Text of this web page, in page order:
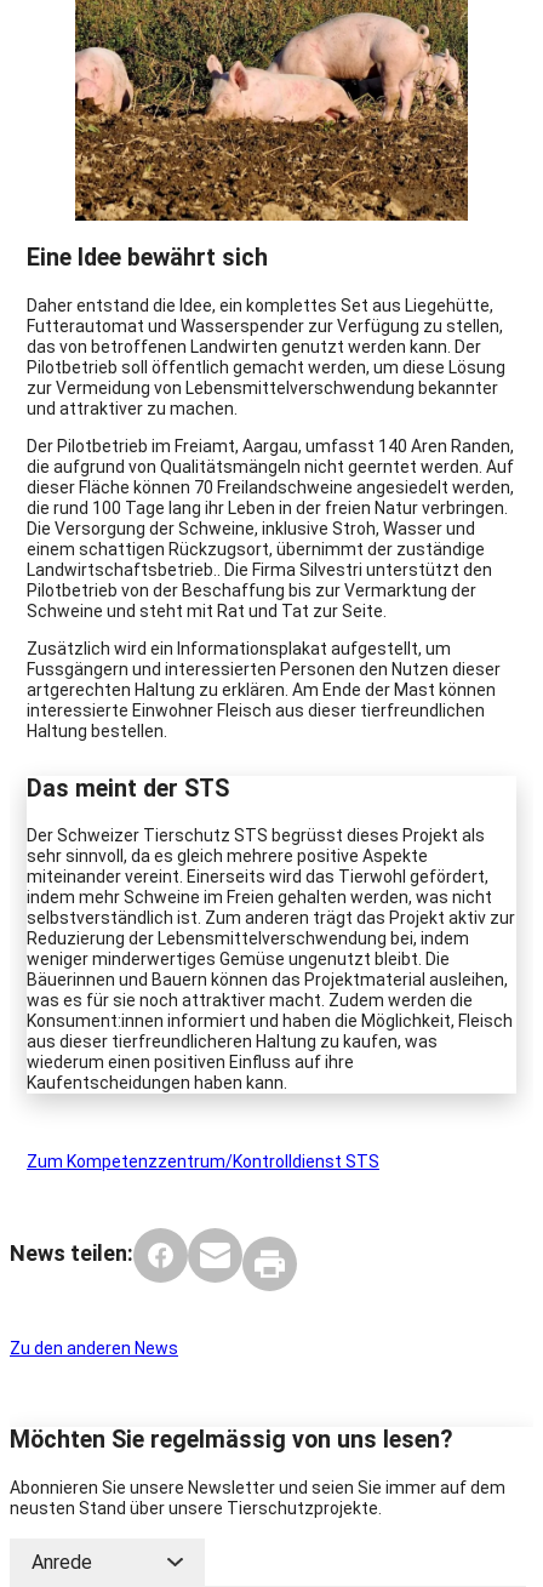
Eine Idee bewährt sich
Daher entstand die Idee, ein komplettes Set aus Liegehütte,
Futterautomat und Wasserspender zur Verfügung zu stellen,
das von betroffenen Landwirten genutzt werden kann. Der
Pilotbetrieb soll öffentlich gemacht werden, um diese Lösung
zur Vermeidung von Lebensmittelverschwendung bekannter
und attraktiver zu machen.
Der Pilotbetrieb im Freiamt, Aargau, umfasst 140 Aren Randen,
die aufgrund von Qualitätsmängeln nicht geerntet werden. Auf
dieser Fläche können 70 Freilandschweine angesiedelt werden,
die rund 100 Tage lang ihr Leben in der freien Natur verbringen.
Die Versorgung der Schweine, inklusive Stroh, Wasser und
einem schattigen Rückzugsort, übernimmt der zuständige
Landwirtschaftsbetrieb.. Die Firma Silvestri unterstützt den
Pilotbetrieb von der Beschaffung bis zur Vermarktung der
Schweine und steht mit Rat und Tat zur Seite.
Zusätzlich wird ein Informationsplakat aufgestellt, um
Fussgängern und interessierten Personen den Nutzen dieser
artgerechten Haltung zu erklären. Am Ende der Mast können
interessierte Einwohner Fleisch aus dieser tierfreundlichen
Haltung bestellen.
Das meint der STS
Der Schweizer Tierschutz STS begrüsst dieses Projekt als
sehr sinnvoll, da es gleich mehrere positive Aspekte
miteinander vereint. Einerseits wird das Tierwohl gefördert,
indem mehr Schweine im Freien gehalten werden, was nicht
selbstverständlich ist. Zum anderen trägt das Projekt aktiv zur
Reduzierung der Lebensmittelverschwendung bei, indem
weniger minderwertiges Gemüse ungenutzt bleibt. Die
Bäuerinnen und Bauern können das Projektmaterial ausleihen,
was es für sie noch attraktiver macht. Zudem werden die
Konsument:innen informiert und haben die Möglichkeit, Fleisch
aus dieser tierfreundlicheren Haltung zu kaufen, was
wiederum einen positiven Einfluss auf ihre
Kaufentscheidungen haben kann.
Zum Kompetenzzentrum/Kontrolldienst STS
News teilen:
Zu den anderen News
Möchten Sie regelmässig von uns lesen?
Abonnieren Sie unsere Newsletter und seien Sie immer auf dem
neusten Stand über unsere Tierschutzprojekte.